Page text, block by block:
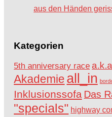
aus den Händen
Kategorien
5th anniversary race
Akademie all_in
Inklusionssofa Das
"specials" highway